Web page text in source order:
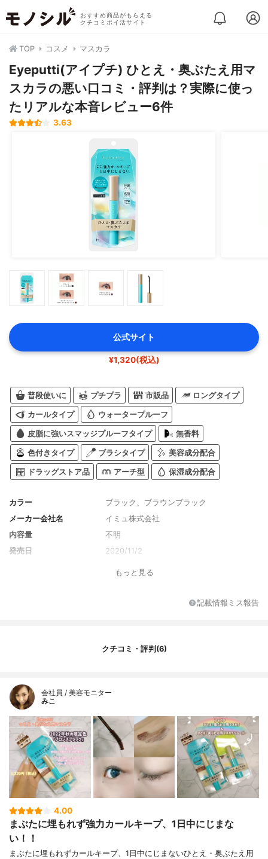
おすすめ商品がもらえる
クチコミポイ活サイト
TOP コスメ マスカラ
Eyeputti(アイプチ) ひとえ・奥ぶたえ用マ
スカラの悪い口コミ・評判は？実際に使っ
たリアルな本音レビュー6件
3.63
公式サイト
¥1,320(税込)
普段使いに プチプラ 市販品 ロングタイプ
カールタイプ ウォータープルーフ
皮脂に強いスマッジプルーフタイプ 無香料
色付きタイプ ブラシタイプ 美容成分配合
ドラッグストア品 アーチ型 保湿成分配合
カラー
ブラック、ブラウンブラック
メーカー会社名
イミュ株式会社
内容量
不明
発売日
2020/11/2
もっと見る
記載情報ミス報告
クチコミ・評判(6)
会社員 / 美容モニター
みこ
4.00
まぶたに埋もれず強力カールキープ、1日中にじまな
い！！
まぶたに埋もれずカールキープ、1日中にじまないひとえ・奥ぶたえ用